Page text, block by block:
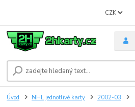
CZK
Úvod NHL jednotlivé karty 2002-03